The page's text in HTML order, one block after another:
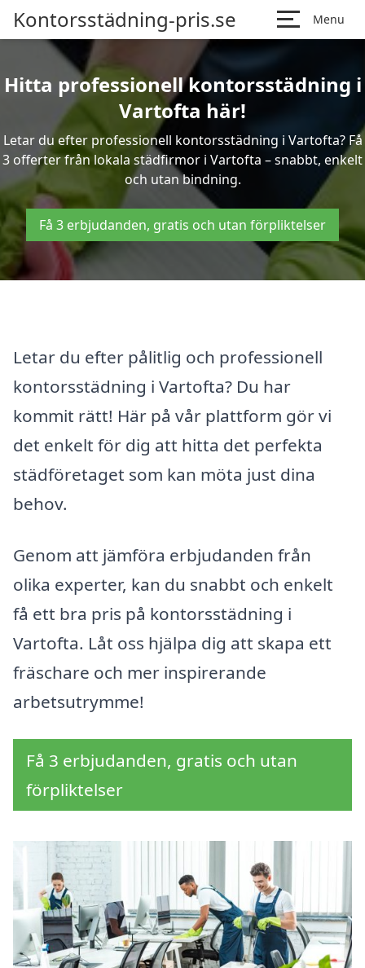
Kontorsstädning-pris.se Menu
Hitta professionell kontorsstädning i
Vartofta här!
Letar du efter professionell kontorsstädning i Vartofta? Få
3 offerter från lokala städfirmor i Vartofta – snabbt, enkelt
och utan bindning.
Få 3 erbjudanden, gratis och utan förpliktelser
Letar du efter pålitlig och professionell
kontorsstädning i Vartofta? Du har
kommit rätt! Här på vår plattform gör vi
det enkelt för dig att hitta det perfekta
städföretaget som kan möta just dina
behov.
Genom att jämföra erbjudanden från
olika experter, kan du snabbt och enkelt
få ett bra pris på kontorsstädning i
Vartofta. Låt oss hjälpa dig att skapa ett
fräschare och mer inspirerande
arbetsutrymme!
Få 3 erbjudanden, gratis och utan
förpliktelser